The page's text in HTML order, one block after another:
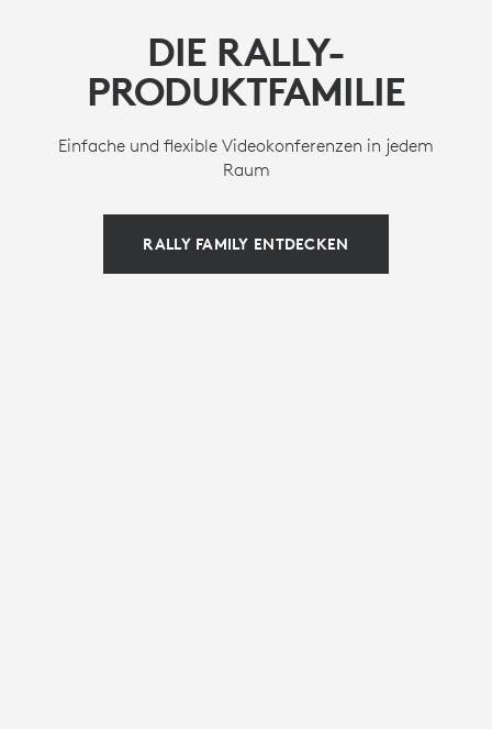
DIE RALLY-
PRODUKTFAMILIE
Einfache und flexible Videokonferenzen in jedem
Raum
RALLY FAMILY ENTDECKEN